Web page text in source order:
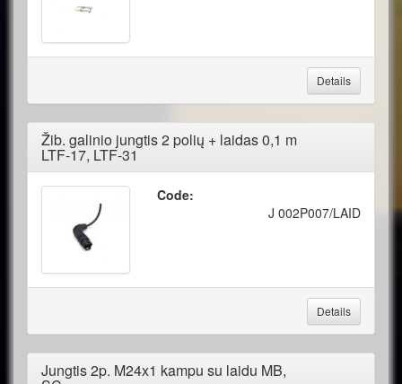
Details
Žib. galinio jungtis 2 polių + laidas 0,1 m
LTF-17, LTF-31
Code:
J 002P007/LAID
Details
Jungtis 2p. M24x1 kampu su laidu MB,